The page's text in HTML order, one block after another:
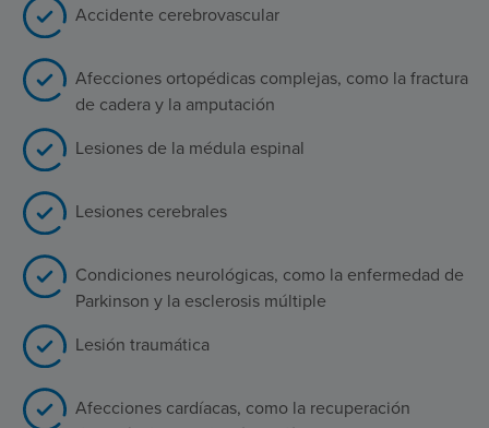
Accidente cerebrovascular
Afecciones ortopédicas complejas, como la fractura
de cadera y la amputación
Lesiones de la médula espinal
Lesiones cerebrales
Condiciones neurológicas, como la enfermedad de
Parkinson y la esclerosis múltiple
Lesión traumática
Afecciones cardíacas, como la recuperación